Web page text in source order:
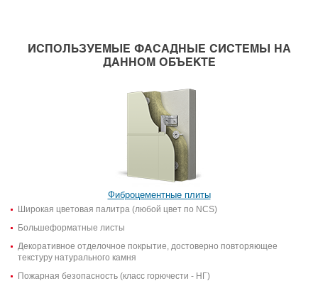
ИСПОЛЬЗУЕМЫЕ ФАСАДНЫЕ СИСТЕМЫ НА
ДАННОМ ОБЪЕКТЕ
Фиброцементные плиты
Широкая цветовая палитра (любой цвет по NCS)
Большеформатные листы
Декоративное отделочное покрытие, достоверно повторяющее
текстуру натурального камня
Пожарная безопасность (класс горючести - НГ)